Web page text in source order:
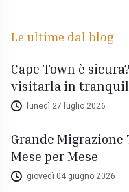
Le ultime dal blog
Cape Town è
visitarla in
lunedì 27 luglio 2026
Grande Migrazione
Mese per Mese
giovedì 04 giugno 2026